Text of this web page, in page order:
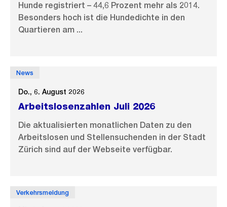
Hunde registriert – 44,6 Prozent mehr als 2014.
Besonders hoch ist die Hundedichte in den
Quartieren am ...
News
Do., 6. August 2026
Arbeitslosenzahlen Juli 2026
Die aktualisierten monatlichen Daten zu den
Arbeitslosen und Stellensuchenden in der Stadt
Zürich sind auf der Webseite verfügbar.
Verkehrsmeldung